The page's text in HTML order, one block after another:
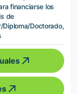
financiarse los
de
Diploma/Doctorado,